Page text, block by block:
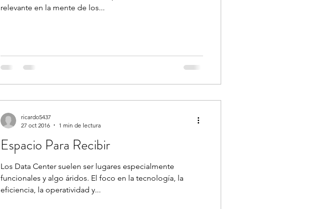
relevante en la mente de los...
Espacio Para Recibir
Los Data Center suelen ser lugares especialmente
funcionales y algo áridos. El foco en la tecnología, la
eficiencia, la operatividad y...
ricardo5437
27 oct 2016
1 min de lectura